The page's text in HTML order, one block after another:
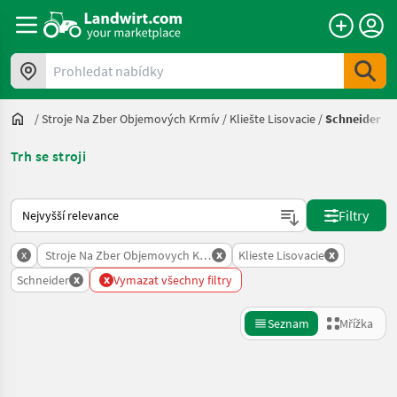
Prohledat nabídky
/Stroje Na Zber Objemových Krmív / Kliešte Lisovacie /Schneider
Trh se stroji
Takto se řadí nabídky na Landwirt.com
Filtry
x Stroje Na Zber Objemovych Krmiv
x Klieste Lisovacie x
Schneider x x Vymazat všechny filtry
Seznam Mřížka